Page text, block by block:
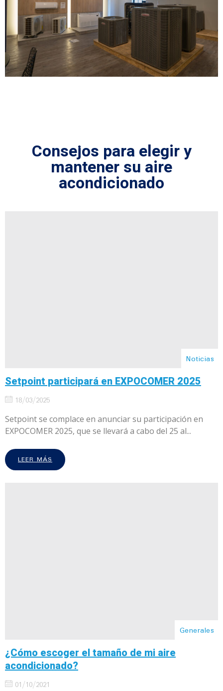
Consejos para elegir y
mantener su aire
acondicionado
Noticias
Setpoint participará en EXPOCOMER 2025
18/03/2025
Setpoint se complace en anunciar su participación en
EXPOCOMER 2025, que se llevará a cabo del 25 al...
LEER MÁS
Generales
¿Cómo escoger el tamaño de mi aire
acondicionado?
01/10/2021